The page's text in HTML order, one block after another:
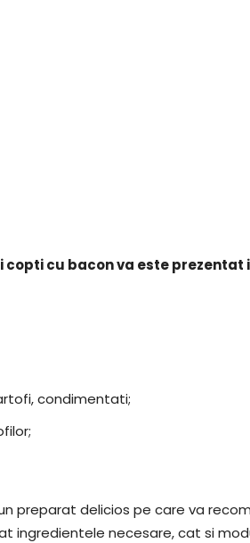
cu bacon va este prezentat
condimentati;
preparat delicios pe care va
ingredientele necesare, cat si